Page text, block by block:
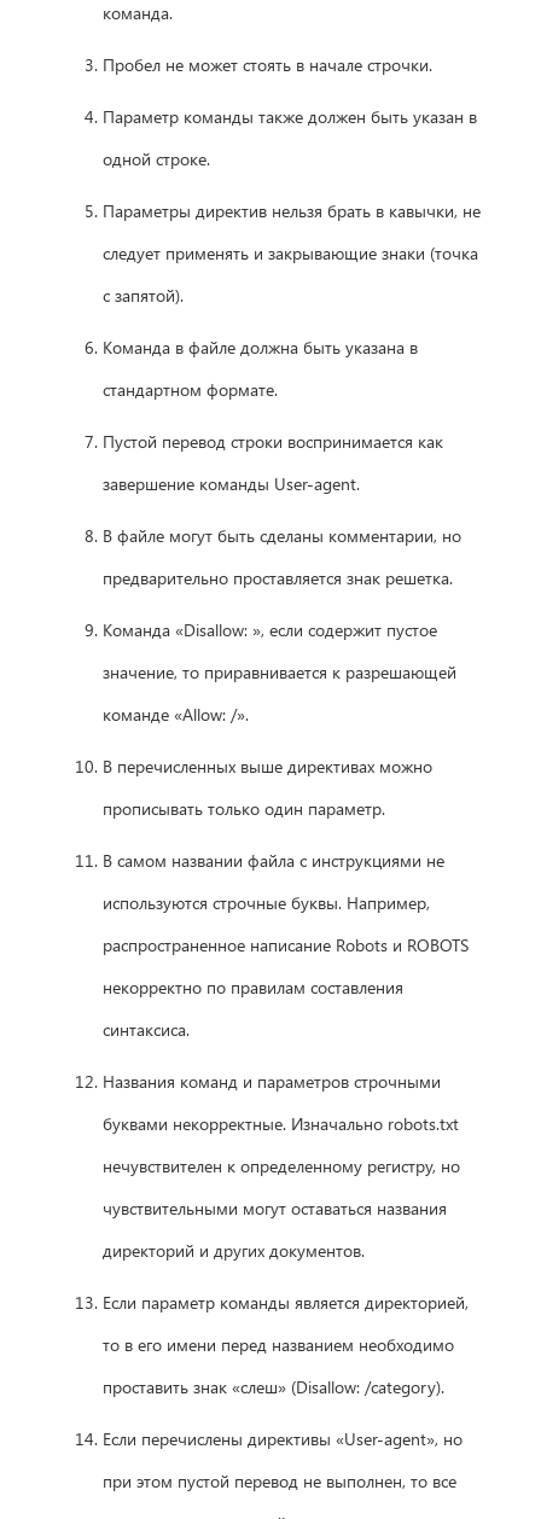
команда.
Пробел не может стоять в начале строчки.
Параметр команды также должен быть указан в
одной строке.
Параметры директив нельзя брать в кавычки, не
следует применять и закрывающие знаки (точка
с запятой).
Команда в файле должна быть указана в
стандартном формате.
Пустой перевод строки воспринимается как
завершение команды User-agent.
В файле могут быть сделаны комментарии, но
предварительно проставляется знак решетка.
Команда «Disallow: », если содержит пустое
значение, то приравнивается к разрешающей
команде «Allow: /».
В перечисленных выше директивах можно
прописывать только один параметр.
В самом названии файла с инструкциями не
используются строчные буквы. Например,
распространенное написание Robots и ROBOTS
некорректно по правилам составления
синтаксиса.
Названия команд и параметров строчными
буквами некорректные. Изначально robots.txt
нечувствителен к определенному регистру, но
чувствительными могут оставаться названия
директорий и других документов.
Если параметр команды является директорией,
то в его имени перед названием необходимо
проставить знак «слеш» (Disallow: /category).
Если перечислены директивы «User-agent», но
при этом пустой перевод не выполнен, то все